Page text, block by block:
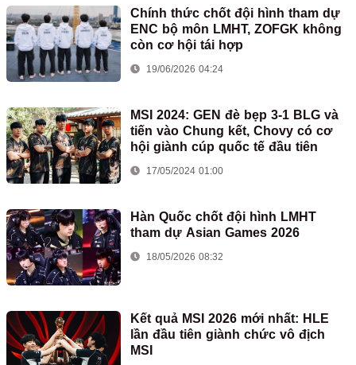
Chính thức chốt đội hình tham dự
ENC bộ môn LMHT, ZOFGK không
còn cơ hội tái hợp
19/06/2026 04:24
MSI 2024: GEN đè bẹp 3-1 BLG và
tiến vào Chung kết, Chovy có cơ
hội giành cúp quốc tế đầu tiên
17/05/2024 01:00
Hàn Quốc chốt đội hình LMHT
tham dự Asian Games 2026
18/05/2026 08:32
Kết quả MSI 2026 mới nhất: HLE
lần đầu tiên giành chức vô địch
MSI